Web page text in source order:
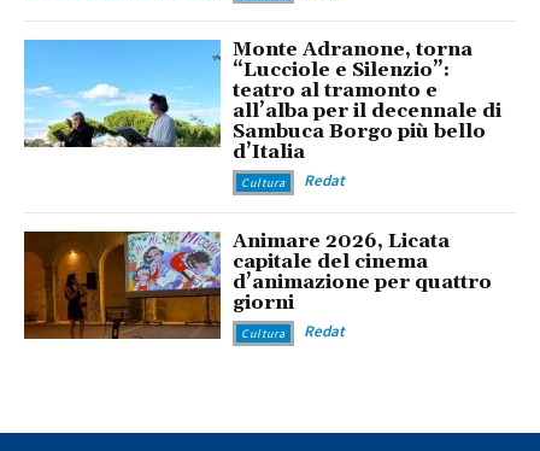
Monte Adranone, torna
“Lucciole e Silenzio”:
teatro al tramonto e
all’alba per il decennale di
Sambuca Borgo più bello
d’Italia
Cultura Redat
Animare 2026, Licata
capitale del cinema
d’animazione per quattro
giorni
Cultura Redat